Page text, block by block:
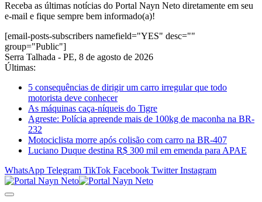
Receba as últimas notícias do Portal Nayn Neto diretamente em seu
e-mail e fique sempre bem informado(a)!
[email-posts-subscribers namefield="YES" desc=""
group="Public"]
Serra Talhada - PE, 8 de agosto de 2026
Últimas:
5 consequências de dirigir um carro irregular que todo
motorista deve conhecer
As máquinas caça-níqueis do Tigre
Agreste: Polícia apreende mais de 100kg de maconha na BR-
232
Motociclista morre após colisão com carro na BR-407
Luciano Duque destina R$ 300 mil em emenda para APAE
WhatsApp Telegram TikTok Facebook Twitter Instagram